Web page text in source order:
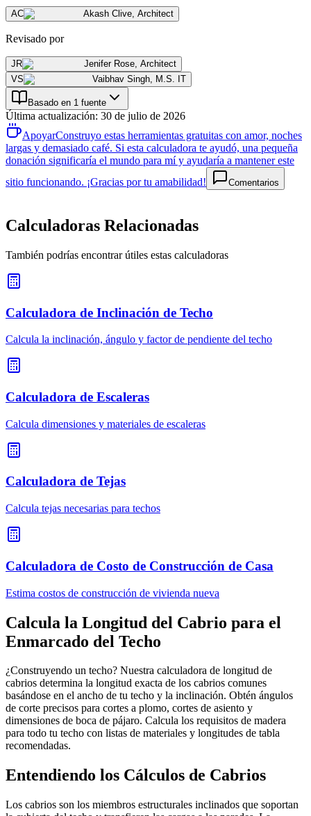
AC Akash Clive, Architect
Revisado por
JR Jenifer Rose, Architect
VS
Vaibhav Singh, M.S. IT
Basado en 1 fuente
Última actualización: 30 de julio de 2026
ApoyarConstruyo estas herramientas gratuitas con amor, noches
largas y demasiado café. Si esta calculadora te ayudó, una pequeña
donación significaría el mundo para mí y ayudaría a mantener este
sitio funcionando. ¡Gracias por tu amabilidad!
Comentarios
Calculadoras Relacionadas
También podrías encontrar útiles estas calculadoras
Calculadora de Inclinación de Techo
Calcula la inclinación, ángulo y factor de pendiente del techo
Calculadora de Escaleras
Calcula dimensiones y materiales de escaleras
Calculadora de Tejas
Calcula tejas necesarias para techos
Calculadora de Costo de Construcción de Casa
Estima costos de construcción de vivienda nueva
Calcula la Longitud del Cabrio para el
Enmarcado del Techo
¿Construyendo un techo? Nuestra calculadora de longitud de
cabrios determina la longitud exacta de los cabrios comunes
basándose en el ancho de tu techo y la inclinación. Obtén ángulos
de corte precisos para cortes a plomo, cortes de asiento y
dimensiones de boca de pájaro. Calcula los requisitos de madera
para todo tu techo con listas de materiales y longitudes de tabla
recomendadas.
Entendiendo los Cálculos de Cabrios
Los cabrios son los miembros estructurales inclinados que soportan